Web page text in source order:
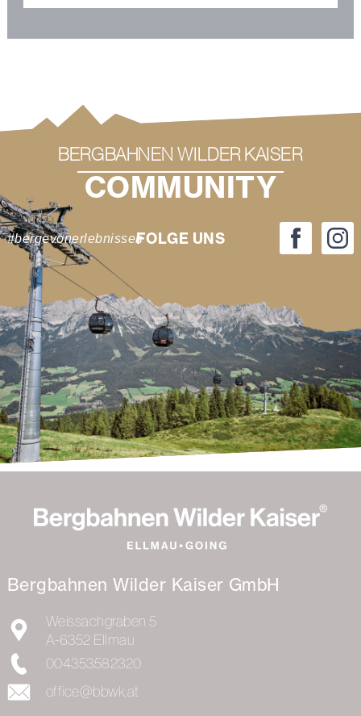
BERGBAHNEN WILDER KAISER
COMMUNITY
#bergevonerlebnissenFOLGE UNS
Bergbahnen Wilder Kaiser GmbH
Weissachgraben 5
A-6352 Ellmau
004353582320
office@bbwk.at